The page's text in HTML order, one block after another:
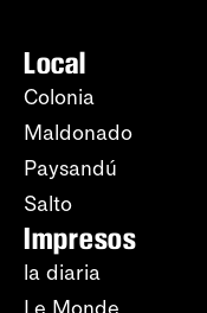
Local
Colonia
Maldonado
Paysandú
Salto
Impresos
la diaria